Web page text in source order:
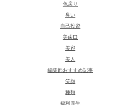
色戻り
臭い
自己投資
美歯口
美容
美人
編集部おすすめ記事
笑顔
種類
福利厚生